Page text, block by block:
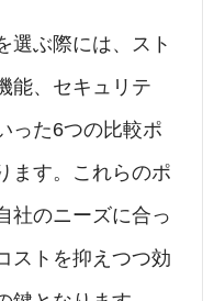
選ぶ際には、スト
能、セキュリテ
った6つの比較ポ
ます。これらのポ
社のニーズに合っ
ストを抑えつつ効